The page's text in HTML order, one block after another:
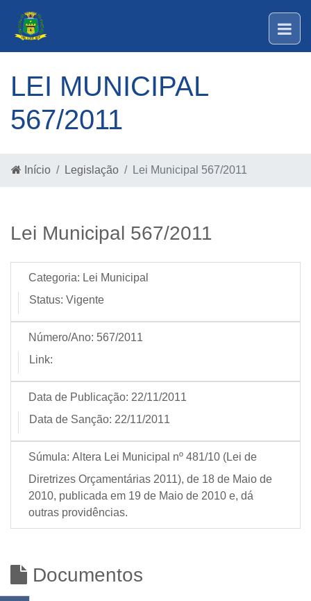
LEI MUNICIPAL
567/2011
Início Legislação Lei Municipal 567/2011
Lei Municipal 567/2011
Categoria: Lei Municipal
Status: Vigente
Número/Ano: 567/2011
Link:
Data de Publicação: 22/11/2011
Data de Sanção: 22/11/2011
Súmula: Altera Lei Municipal nº 481/10 (Lei de
Diretrizes Orçamentárias 2011), de 18 de Maio de
2010, publicada em 19 de Maio de 2010 e, dá
outras providências.
Documentos